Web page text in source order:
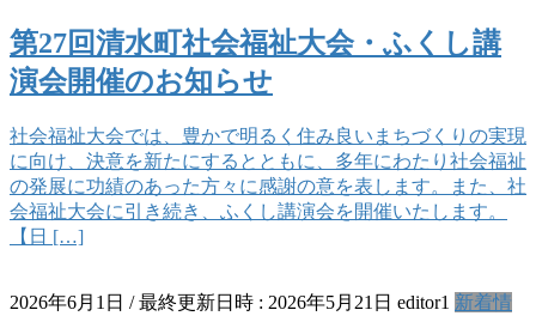
第27回清水町社会福祉大会・ふくし講
演会開催のお知らせ
社会福祉大会では、豊かで明るく住み良いまちづくりの実現
に向け、決意を新たにするとともに、多年にわたり社会福祉
の発展に功績のあった方々に感謝の意を表します。また、社
会福祉大会に引き続き、ふくし講演会を開催いたします。
【日 […]
2026年6月1日 / 最終更新日時 : 2026年5月21日 editor1 新着情